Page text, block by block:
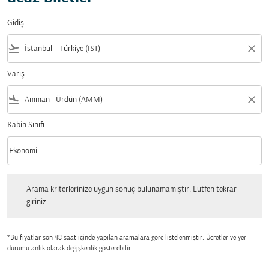
Gidiş
flight_takeoff close
Varış
flight_land close
Kabin Sınıfı
Kabin Sınıfı option Ekonomi Selected
Ekonomi
keyboard_arrow_down
Arama kriterlerinize uygun sonuç bulunamamıştır. Lutfen tekrar
giriniz.
*Bu fiyatlar son 48 saat içinde yapılan aramalara gore listelenmiştir. Ücretler ve yer
durumu anlık olarak değişkenlik gösterebilir.